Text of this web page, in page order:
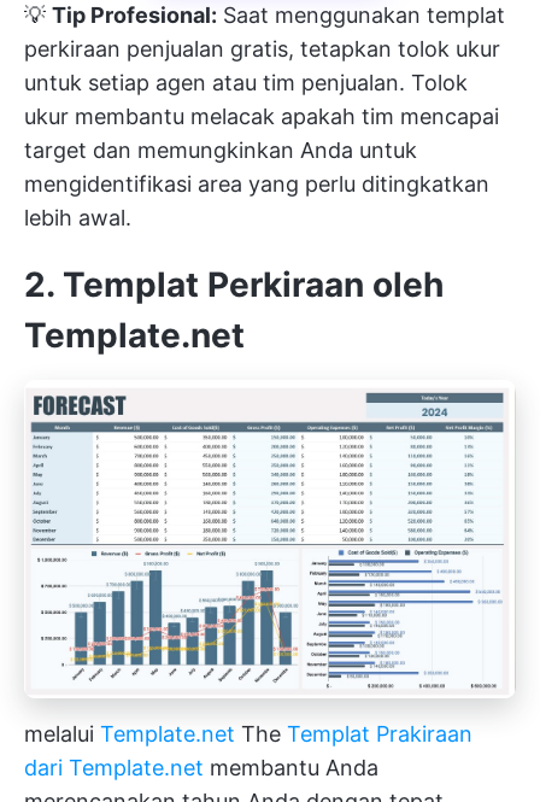
💡 Tip Profesional: Saat menggunakan templat
perkiraan penjualan gratis, tetapkan tolok ukur
untuk setiap agen atau tim penjualan. Tolok
ukur membantu melacak apakah tim mencapai
target dan memungkinkan Anda untuk
mengidentifikasi area yang perlu ditingkatkan
lebih awal.
2. Templat Perkiraan oleh
Template.net
melalui Template.net The Templat Prakiraan
dari Template.net membantu Anda